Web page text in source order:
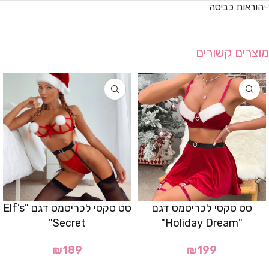
הוראות כביסה
מוצרים קשורים
סט סקסי לכריסמס דגם
"Holiday Dream"
₪199
סט סקסי לכריסמס דגם "Elf’s
Secret"
₪189